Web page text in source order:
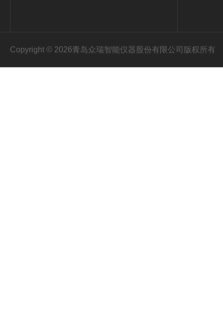
Copyright © 2026青岛众瑞智能仪器股份有限公司版权所有